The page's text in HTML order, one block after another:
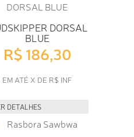
DORSAL
BLUE
R$ 186,30
EM ATÉ X DE R$ INF
DETALHES